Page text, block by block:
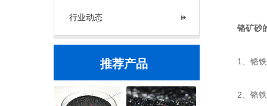
行业动态
推荐产品
铬矿砂
1、铬铁
2、铬铁